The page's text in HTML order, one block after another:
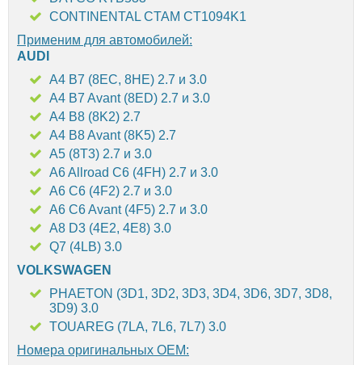
CONTINENTAL CTAM CT1094K1
Применим для автомобилей:
AUDI
A4 B7 (8EC, 8HE) 2.7 и 3.0
A4 B7 Avant (8ED) 2.7 и 3.0
A4 B8 (8K2) 2.7
A4 B8 Avant (8K5) 2.7
A5 (8T3) 2.7 и 3.0
A6 Allroad C6 (4FH) 2.7 и 3.0
A6 C6 (4F2) 2.7 и 3.0
A6 C6 Avant (4F5) 2.7 и 3.0
A8 D3 (4E2, 4E8) 3.0
Q7 (4LB) 3.0
VOLKSWAGEN
PHAETON (3D1, 3D2, 3D3, 3D4, 3D6, 3D7, 3D8,
3D9) 3.0
TOUAREG (7LA, 7L6, 7L7) 3.0
Номера оригинальных OEM: